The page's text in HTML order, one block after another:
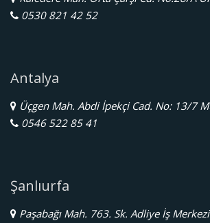
0530 821 42 52
Antalya
Üçgen Mah. Abdi İpekçi Cad. No: 13/7
0546 522 85 41
Şanlıurfa
Paşabağı Mah. 763. Sk. Adliye İş